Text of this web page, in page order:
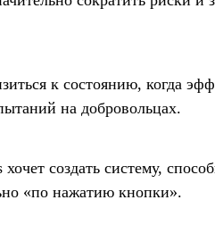
к состоянию, когда
на добровольцах.
создать систему,
«по нажатию кнопки».